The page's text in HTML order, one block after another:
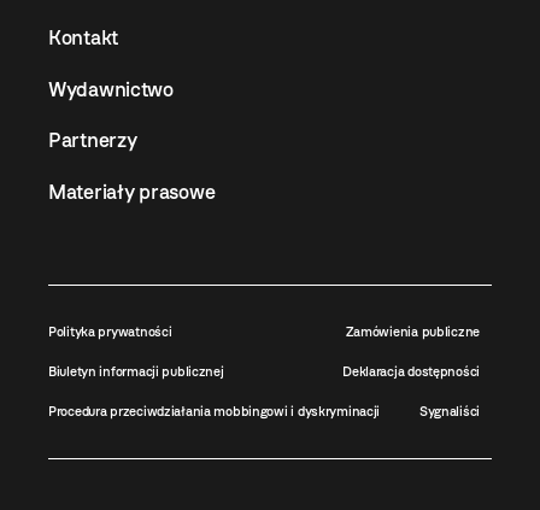
Kontakt
Wydawnictwo
Partnerzy
Materiały prasowe
Polityka prywatności Zamówienia publiczne
Biuletyn informacji publicznej Deklaracja dostępności
Procedura przeciwdziałania mobbingowi i dyskryminacji Sygnaliści